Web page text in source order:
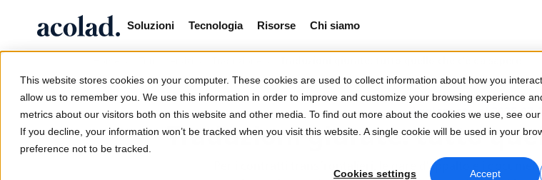
This website stores cookies on your computer. These cookies are used to collect information about how you
allow us to remember you. We use this information in order to improve and customize your browsing experience
metrics about our visitors both on this website and other media. To find out more about the cookies we use, see our
If you decline, your information won’t be tracked when you visit this website. A single cookie will be used in your
preference not to be tracked.
Cookies settings Accept
Soluzioni Tecnologia Risorse Chi siamo
Aggiornato al 2025-07-
Traduzioni giurate: tutto
Per i contratti transfrontalieri, le gare d'appalto e i